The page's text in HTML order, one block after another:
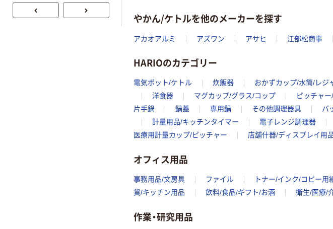
やかん/ケトルを他のメーカーを探す
アカオアルミ アズワン アサヒ 江部松商事
HARIOのカテゴリー
電気ポット/ケトル 炊飯器 おかずカップ/水筒/レジ
洋食器
マグカップ/グラス/コップ ピッチャ
片手鍋
鍋蓋 専用鍋 その他調理器具 バ
計量用品/キッチンタイマー
電子レンジ調理器
医療用計量カップ/ピッチャー
店舗什器/ディスプレイ用
オフィス用品
事務用品/文房具 ファイル トナー/インク/コピー用
貨/キッチン用品
飲料/食品/ギフト/お酒 衛生/医療/
作業・研究用品